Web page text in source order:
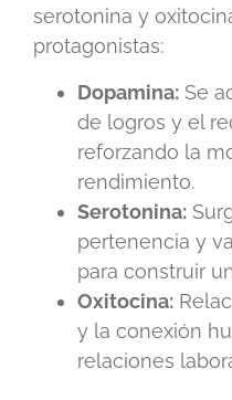
serotonina y
protagonistas:
Dopamina: Se
de logros y el
reforzando la
rendimiento.
Serotonina:
pertenencia y
para construir
Oxitocina:
y la conexión
relaciones